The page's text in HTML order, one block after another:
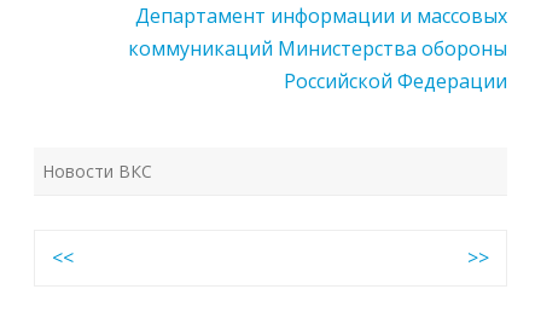
Департамент информации и массовых
коммуникаций Министерства обороны
Российской Федерации
Новости ВКС
Навигация
<< >>